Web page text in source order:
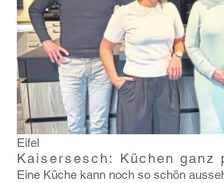
Eifel
Kaisersesch: Küchen ganz
Eine Küche kann noch so schön